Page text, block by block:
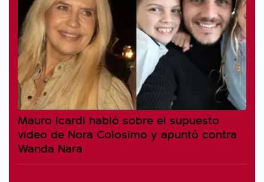
Mauro Icardi habló sobre el supuesto
video de Nora Colosimo y apuntó contra
Wanda Nara